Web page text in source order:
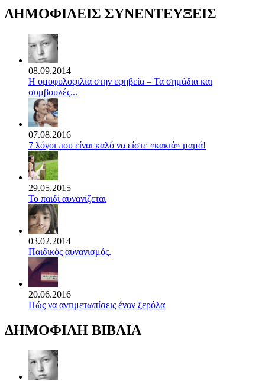
ΔΗΜΟΦΙΛΕΙΣ ΣΥΝΕΝΤΕΥΞΕΙΣ
08.09.2014
Η ομοφυλοφιλία στην εφηβεία – Τα σημάδια και
συμβουλές...
07.08.2016
7 λόγοι που είναι καλό να είστε «κακιά» μαμά!
29.05.2015
Το παιδί αυνανίζεται
03.02.2014
Παιδικός αυνανισμός.
20.06.2016
Πώς να αντιμετωπίσεις έναν ξερόλα
ΔΗΜΟΦΙΛΗ ΒΙΒΛΙΑ